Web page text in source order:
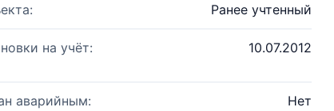
Ранее учтенный
на учёт: 10.07.2012
аварийным: Нет